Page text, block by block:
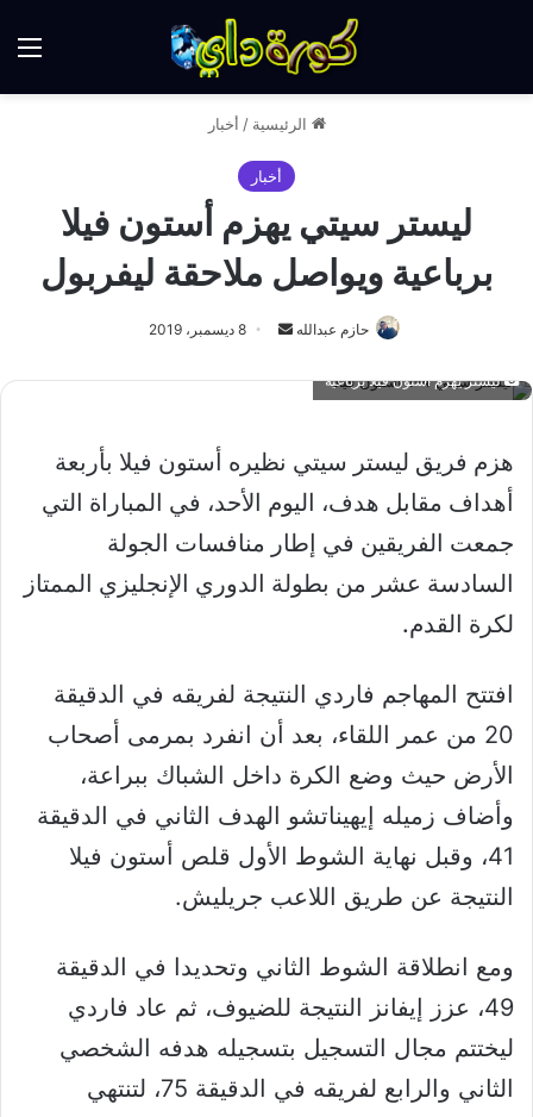
الرئيسية / أخبار
أخبار
ليستر سيتي يهزم أستون فيلا
برباعية ويواصل ملاحقة ليفربول
حازم عبدالله
أرسل
إلكترونيا
8 ديسمبر، 2019
ليستر يهزم أستون فيلا برباعية
هزم فريق ليستر سيتي نظيره أستون فيلا بأربعة
أهداف مقابل هدف، اليوم الأحد، في المباراة التي
جمعت الفريقين في إطار منافسات الجولة
السادسة عشر من بطولة الدوري الإنجليزي الممتاز
لكرة القدم.
افتتح المهاجم فاردي النتيجة لفريقه في الدقيقة
20 من عمر اللقاء، بعد أن انفرد بمرمى أصحاب
الأرض حيث وضع الكرة داخل الشباك ببراعة،
وأضاف زميله إيهيناتشو الهدف الثاني في الدقيقة
41، وقبل نهاية الشوط الأول قلص أستون فيلا
النتيجة عن طريق اللاعب جريليش.
ومع انطلاقة الشوط الثاني وتحديدا في الدقيقة
49، عزز إيفانز النتيجة للضيوف، ثم عاد فاردي
ليختتم مجال التسجيل بتسجيله هدفه الشخصي
الثاني والرابع لفريقه في الدقيقة 75، لتنتهي